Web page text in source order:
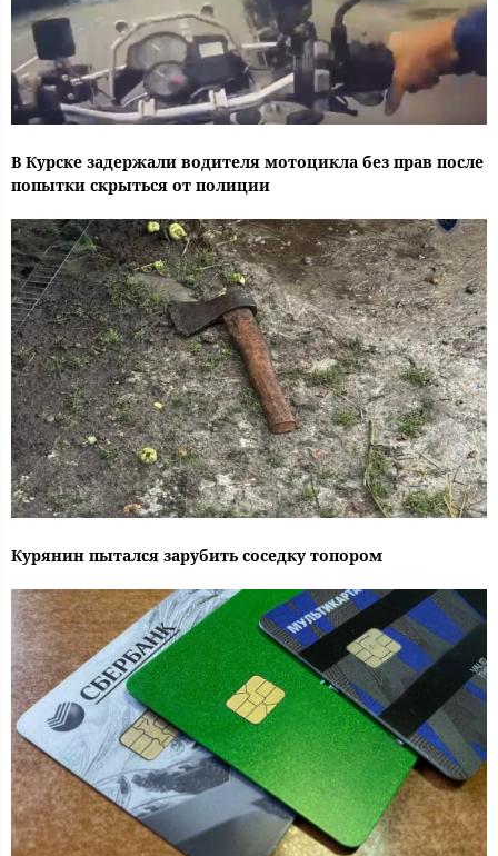
В Курске задержали водителя мотоцикла без прав после
попытки скрыться от полиции
Курянин пытался зарубить соседку топором